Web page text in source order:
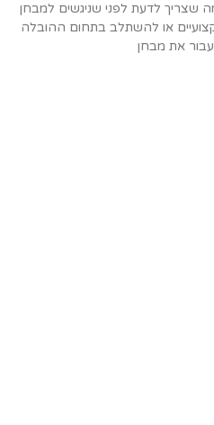
עד 12 טון – כל מה שצריך לדעת לפני שניגשים למבחן
או להשתלב בתחום ההובלה
את מבחן